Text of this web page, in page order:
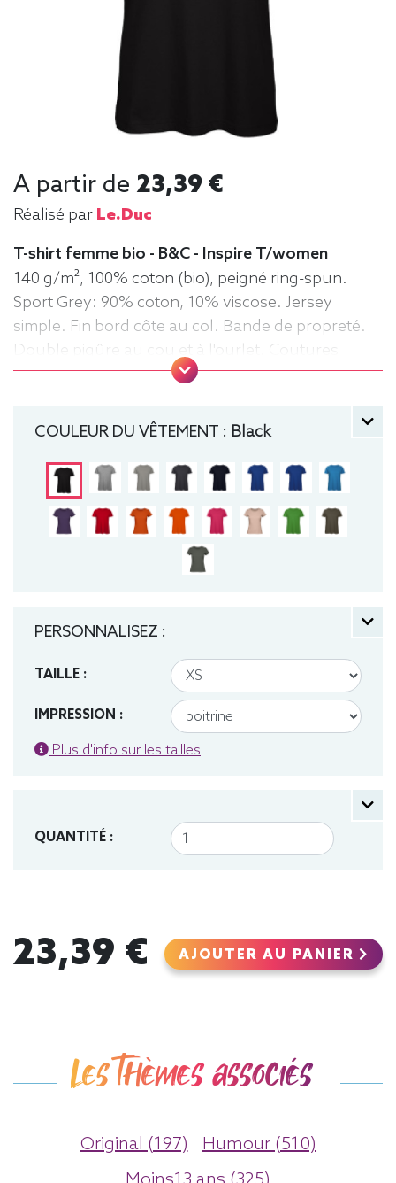
A partir de 23,39 €
Réalisé par Le.duc
T-shirt femme bio - B&C - Inspire T/women
140 g/m², 100% coton (bio), peigné ring-spun.
Sport Grey: 90% coton, 10% viscose. Jersey
simple. Fin bord côte au col. Bande de propreté.
Double piqûre au cou et à l'ourlet. Coutures
latérales. Surface très lisse. Tee-shirt,
Organic, B&C
COULEUR DU VÊTEMENT : Black
PERSONNALISEZ :
TAILLE :
IMPRESSION :
Plus d'info sur les tailles
QUANTITÉ :
23,39 € AJOUTER AU PANIER
Les thèmes associés
Original (197)
Humour (510)